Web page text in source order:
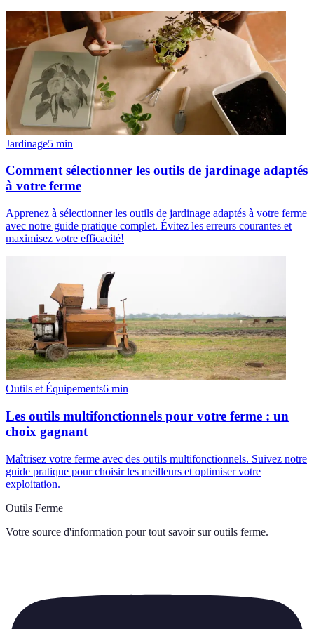
Jardinage5 min
Comment sélectionner les outils de jardinage adaptés
à votre ferme
Apprenez à sélectionner les outils de jardinage adaptés à votre ferme
avec notre guide pratique complet. Évitez les erreurs courantes et
maximisez votre efficacité!
Outils et Équipements6 min
Les outils multifonctionnels pour votre ferme : un
choix gagnant
Maîtrisez votre ferme avec des outils multifonctionnels. Suivez notre
guide pratique pour choisir les meilleurs et optimiser votre
exploitation.
Outils Ferme
Votre source d'information pour tout savoir sur outils ferme.